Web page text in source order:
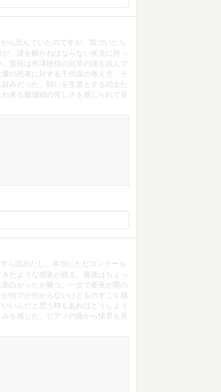
ら読んでいたのですが、気づいたら
、謎を解かねばならない状況に持っ
普段は米澤穂信の日常の謎を読んで
の死者に対する千代保の考え方、そ
みだった。戦いを生業とする武士た
来る籠城戦の苦しさを感じられて良
ら読めたし、本当にただコンクール
たような感覚が残る。最後はちょっ
白かったが勝つ。一次で亜夜が塵の
何でか分からないけどものすごく感
いんだと思う時もあればどうしよう
を感じた。ピアノの曲から情景を見